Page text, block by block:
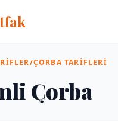
/ÇORBA TARIFLERI
Çorba